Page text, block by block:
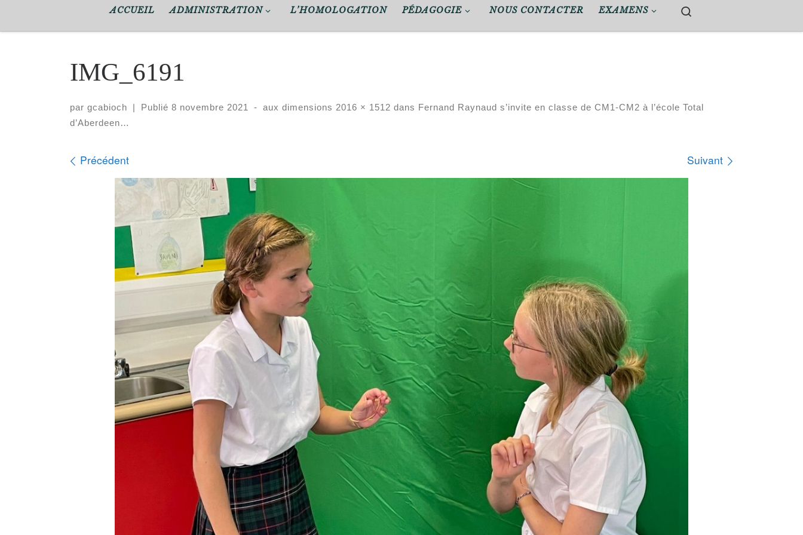
ACCUEIL ADMINISTRATION L’HOMOLOGATION PÉDAGOGIE NOUS CONTACTER EXAMENS
IMG_6191
par gcabioch Publié8 novembre 2021 - aux dimensions 2016 × 1512 dans Fernand Raynaud s’invite en classe de CM1-CM2 à l’école Total
d’Aberdeen…
Navigation dans les images
Précédent Suivant